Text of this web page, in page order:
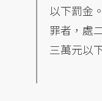
以下罰金
罪者，處
三萬元以